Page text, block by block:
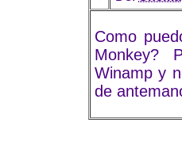
Como
Monkey?
Winamp y
de